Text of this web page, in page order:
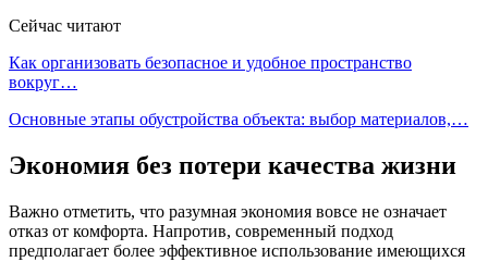
Сейчас читают
Как организовать безопасное и удобное пространство
вокруг…
Основные этапы обустройства объекта: выбор материалов,…
Экономия без потери качества жизни
Важно отметить, что разумная экономия вовсе не означает
отказ от комфорта. Напротив, современный подход
предполагает более эффективное использование имеющихся